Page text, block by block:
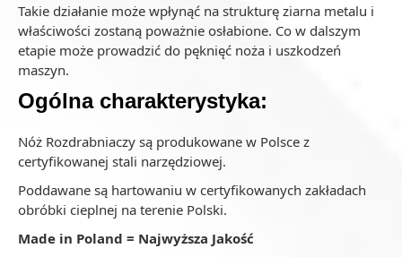
Takie działanie może wpłynąć na strukturę ziarna metalu i
właściwości zostaną poważnie osłabione. Co w dalszym
etapie może prowadzić do pęknięć noża i uszkodzeń
maszyn.
Ogólna charakterystyka:
Nóż Rozdrabniaczy są produkowane w Polsce z
certyfikowanej stali narzędziowej.
Poddawane są hartowaniu w certyfikowanych zakładach
obróbki cieplnej na terenie Polski.
Made in Poland = Najwyższa Jakość